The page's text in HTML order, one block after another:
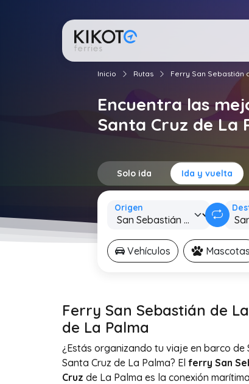
Inicio Rutas Ferry San Sebastián
Encuentra las
Santa Cruz de La
Solo ida Ida y vuelta
Origen
Vehículos Mascotas
Ferry San Sebastián de
de La Palma
¿Estás organizando tu viaje en barco de
Santa Cruz de La Palma? El ferry San
Cruz de La Palma es la conexión